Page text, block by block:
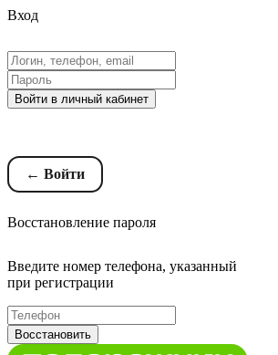
Вход
Войти в личный кабинет
← Войти
Восстановление пароля
Введите номер телефона, указанный
при регистрации
Восстановить